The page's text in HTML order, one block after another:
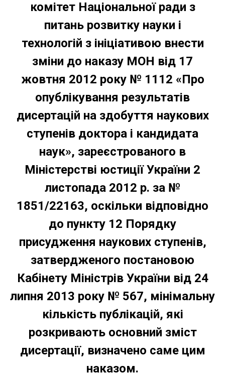
комітет Національної ради з
питань розвитку науки і
технологій з ініціативою внести
зміни до наказу МОН від 17
жовтня 2012 року № 1112 «Про
опублікування результатів
дисертацій на здобуття наукових
ступенів доктора і кандидата
наук», зареєстрованого в
Міністерстві юстиції України 2
листопада 2012 р. за №
1851/22163, оскільки відповідно
до пункту 12 Порядку
присудження наукових ступенів,
затвердженого постановою
Кабінету Міністрів України від 24
липня 2013 року № 567, мінімальну
кількість публікацій, які
розкривають основний зміст
дисертації, визначено саме цим
наказом.